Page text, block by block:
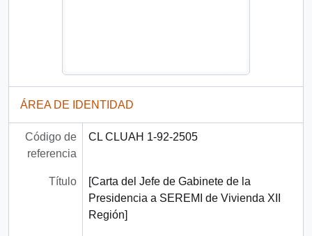
ÁREA DE IDENTIDAD
Código de
referencia
CL CLUAH 1-92-2505
Título
[Carta del Jefe de Gabinete de la
Presidencia a SEREMI de Vivienda XII
Región]